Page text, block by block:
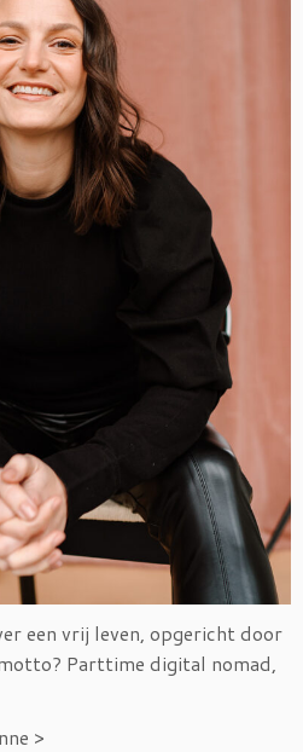
een vrij leven, opgericht door
Parttime digital nomad,
>